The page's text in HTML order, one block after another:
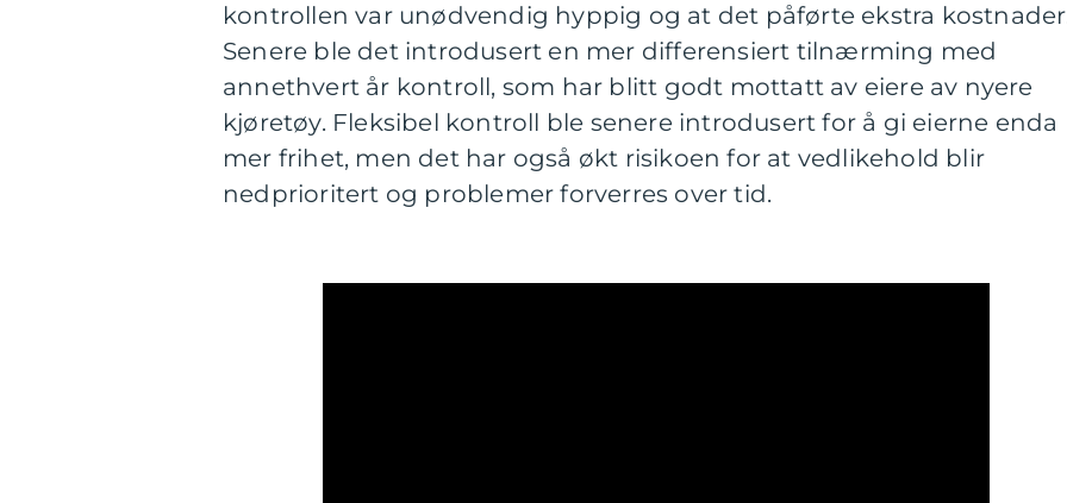
kontrollen var unødvendig hyppig og at det påførte ekstra
Senere ble det introdusert en mer differensiert tilnærming med
annethvert år kontroll, som har blitt godt mottatt av eiere av nyere
kjøretøy. Fleksibel kontroll ble senere introdusert for å gi eierne enda
mer frihet, men det har også økt risikoen for at vedlikehold blir
nedprioritert og problemer forverres over tid.